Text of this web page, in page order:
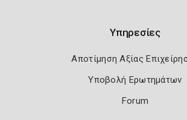
Υπηρεσίες
Αποτίμηση Αξίας
Υποβολή Ερωτημάτων
Forum